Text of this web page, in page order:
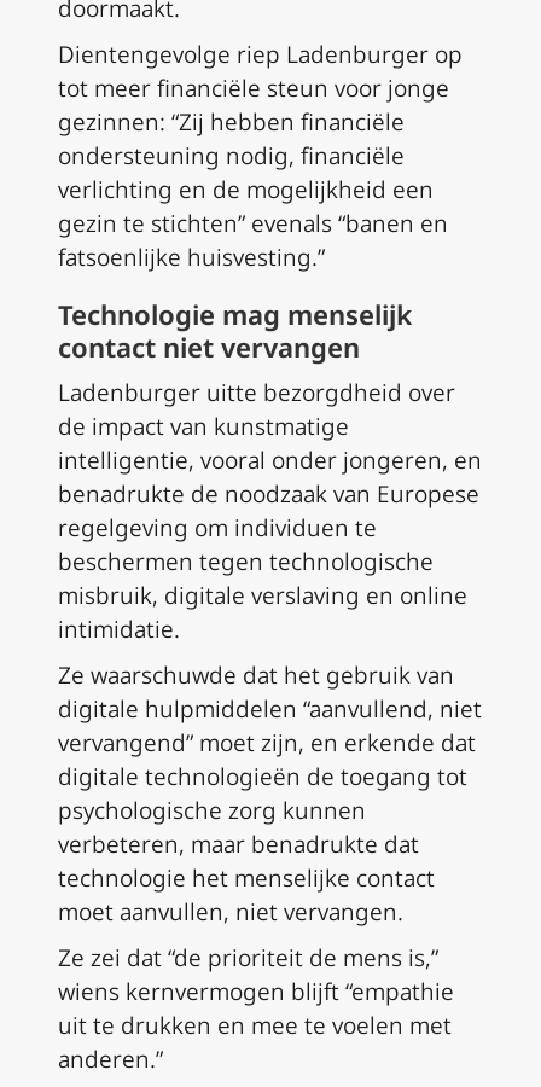
doormaakt.
Dientengevolge riep Ladenburger op
tot meer financiële steun voor jonge
gezinnen: “Zij hebben financiële
ondersteuning nodig, financiële
verlichting en de mogelijkheid een
gezin te stichten” evenals “banen en
fatsoenlijke huisvesting.”
Technologie mag menselijk
contact niet vervangen
Ladenburger uitte bezorgdheid over
de impact van kunstmatige
intelligentie, vooral onder jongeren, en
benadrukte de noodzaak van Europese
regelgeving om individuen te
beschermen tegen technologische
misbruik, digitale verslaving en online
intimidatie.
Ze waarschuwde dat het gebruik van
digitale hulpmiddelen “aanvullend, niet
vervangend” moet zijn, en erkende dat
digitale technologieën de toegang tot
psychologische zorg kunnen
verbeteren, maar benadrukte dat
technologie het menselijke contact
moet aanvullen, niet vervangen.
Ze zei dat “de prioriteit de mens is,”
wiens kernvermogen blijft “empathie
uit te drukken en mee te voelen met
anderen.”